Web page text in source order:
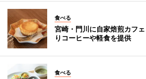
食べる
宮崎・門川に自家焙煎カフ
りコーヒーや軽食を提供
食べる